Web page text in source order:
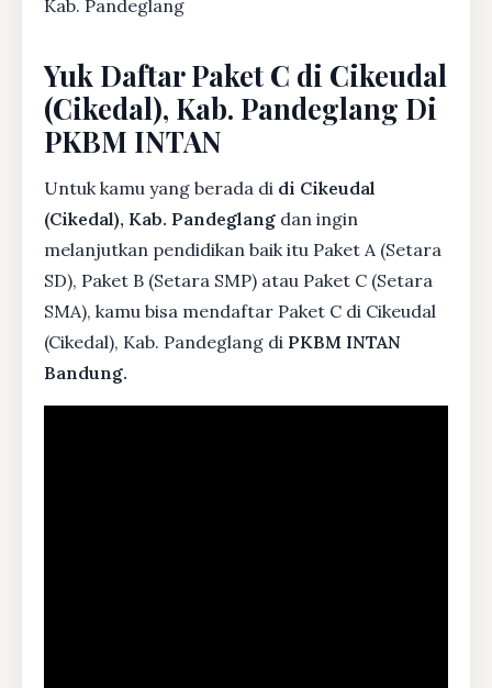
Kab. Pandeglang
Yuk Daftar Paket C di Cikeudal
(Cikedal), Kab. Pandeglang Di
PKBM INTAN
Untuk kamu yang berada di di Cikeudal
(Cikedal), Kab. Pandeglang dan ingin
melanjutkan pendidikan baik itu Paket A (Setara
SD), Paket B (Setara SMP) atau Paket C (Setara
SMA), kamu bisa mendaftar Paket C di Cikeudal
(Cikedal), Kab. Pandeglang di PKBM INTAN
Bandung.